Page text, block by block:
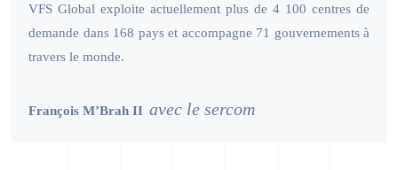
VFS Global exploite actuellement plus de 4 100 centres de
demande dans 168 pays et accompagne 71 gouvernements à
travers le monde.
François M’Brah II avec le sercom